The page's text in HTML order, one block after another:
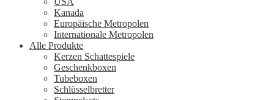
Kanada
Europäische Metropolen
Internationale Metropolen
Alle Produkte
Kerzen Schattespiele
Geschenkboxen
Tubeboxen
Schlüsselbretter